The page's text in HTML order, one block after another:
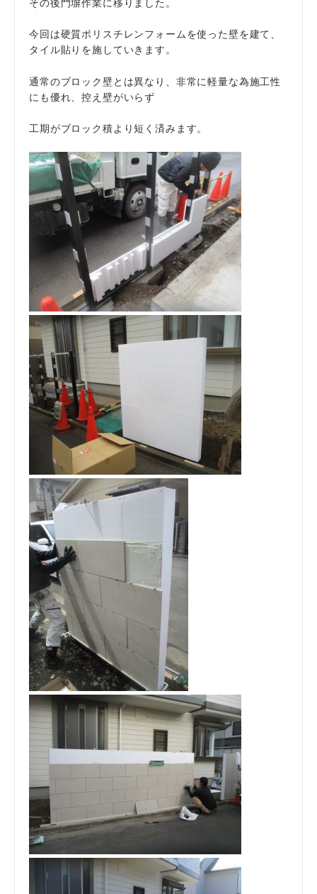
今回は硬質ポリスチレンフォームを使った壁を建て、
タイル貼りを施していきます。
通常のブロック壁とは異なり、非常に軽量な為施工性
にも優れ、控え壁がいらず
工期がブロック積より短く済みます。